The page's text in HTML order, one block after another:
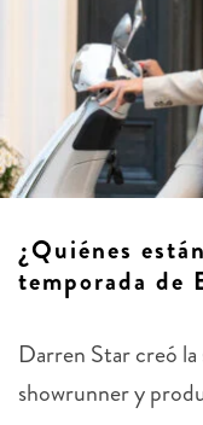
¿Quiénes
temporada de
Darren Star creó la
showrunner y